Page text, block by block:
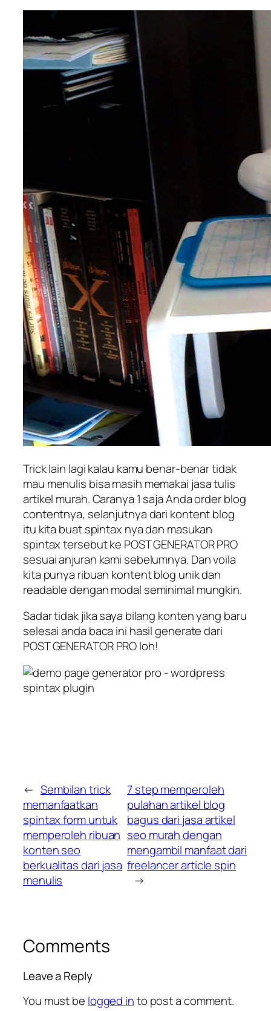
Trick lain lagi kalau kamu benar-benar tidak
mau menulis bisa masih memakai jasa tulis
artikel murah. Caranya 1 saja Anda order blog
contentnya, selanjutnya dari kontent blog
itu kita buat spintax nya dan masukan
spintax tersebut ke POST GENERATOR PRO
sesuai anjuran kami sebelumnya. Dan voila
kita punya ribuan kontent blog unik dan
readable dengan modal seminimal mungkin.
Sadar tidak jika saya bilang konten yang baru
selesai anda baca ini hasil generate dari
POST GENERATOR PRO loh!
← Sembilan trick
memanfaatkan
spintax form untuk
memperoleh ribuan
konten seo
berkualitas dari jasa
menulis
7 step memperoleh
pulahan artikel blog
bagus dari jasa artikel
seo murah dengan
mengambil manfaat dari
freelancer article spin
→
Comments
Leave a Reply
You must be logged into post a comment.